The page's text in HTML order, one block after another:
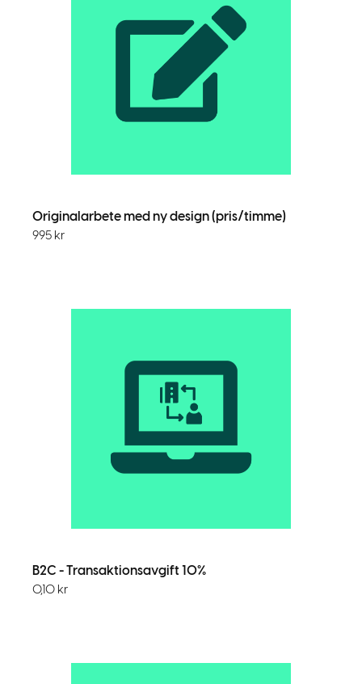
Originalarbete med ny design (pris/timme)
995 kr
B2C - Transaktionsavgift 10%
0,10 kr